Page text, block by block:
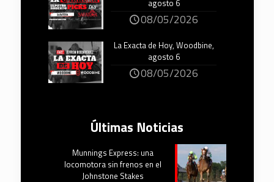
agosto 6
08/05/2026
La Exacta de Hoy, Woodbine,
agosto 6
08/05/2026
Últimas Noticias
Munnings Express: una
locomotora sin frenos en el
Johnstone Stakes